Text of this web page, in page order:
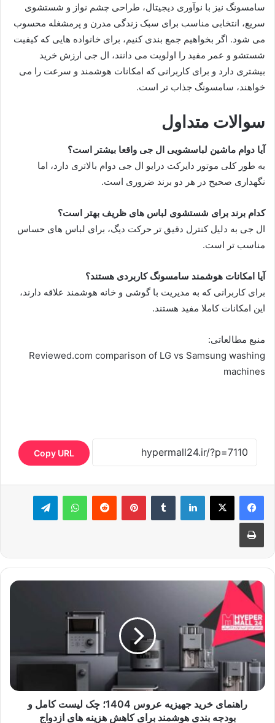
سامسونگ نیز با نوآوری دیجیتال، طراحی چشم نواز و شستشوی
سریع، انتخابی مناسب برای سبک زندگی مدرن و پرمشغله محسوب
می شود. اگر بخواهیم جمع بندی کنیم، برای خانواده هایی که کیفیت
شستشو و عمر مفید را اولویت می دانند، ال جی ارزش خرید
بیشتری دارد و برای کاربرانی که امکانات هوشمند و سرعت را می
خواهند، سامسونگ جذاب تر است.
سوالات متداول
آیا دوام ماشین لباسشویی ال جی واقعا بیشتر است؟
به طور کلی موتور دایرکت درایو ال جی دوام بالاتری دارد، اما
نگهداری صحیح در هر دو برند ضروری است.
کدام برند برای شستشوی لباس های ظریف بهتر است؟
ال جی به دلیل کنترل دقیق تر حرکت دیگ، برای لباس های حساس
مناسب تر است.
آیا امکانات هوشمند سامسونگ کاربردی هستند؟
برای کاربرانی که به مدیریت با گوشی و خانه هوشمند علاقه دارند،
این امکانات کاملا مفید هستند.
منبع مطالعاتی:
Reviewed.com comparison of LG vs Samsung washing
machines
Copy URL
لینکدین ‫پین‌ترست ‫رددیت واتس آپ
چاپ
راهنمای خرید جهیزیه عروس 1404؛ چک لیست کامل و
بودجه بندی هوشمند برای کاهش هزینه های ازدواج